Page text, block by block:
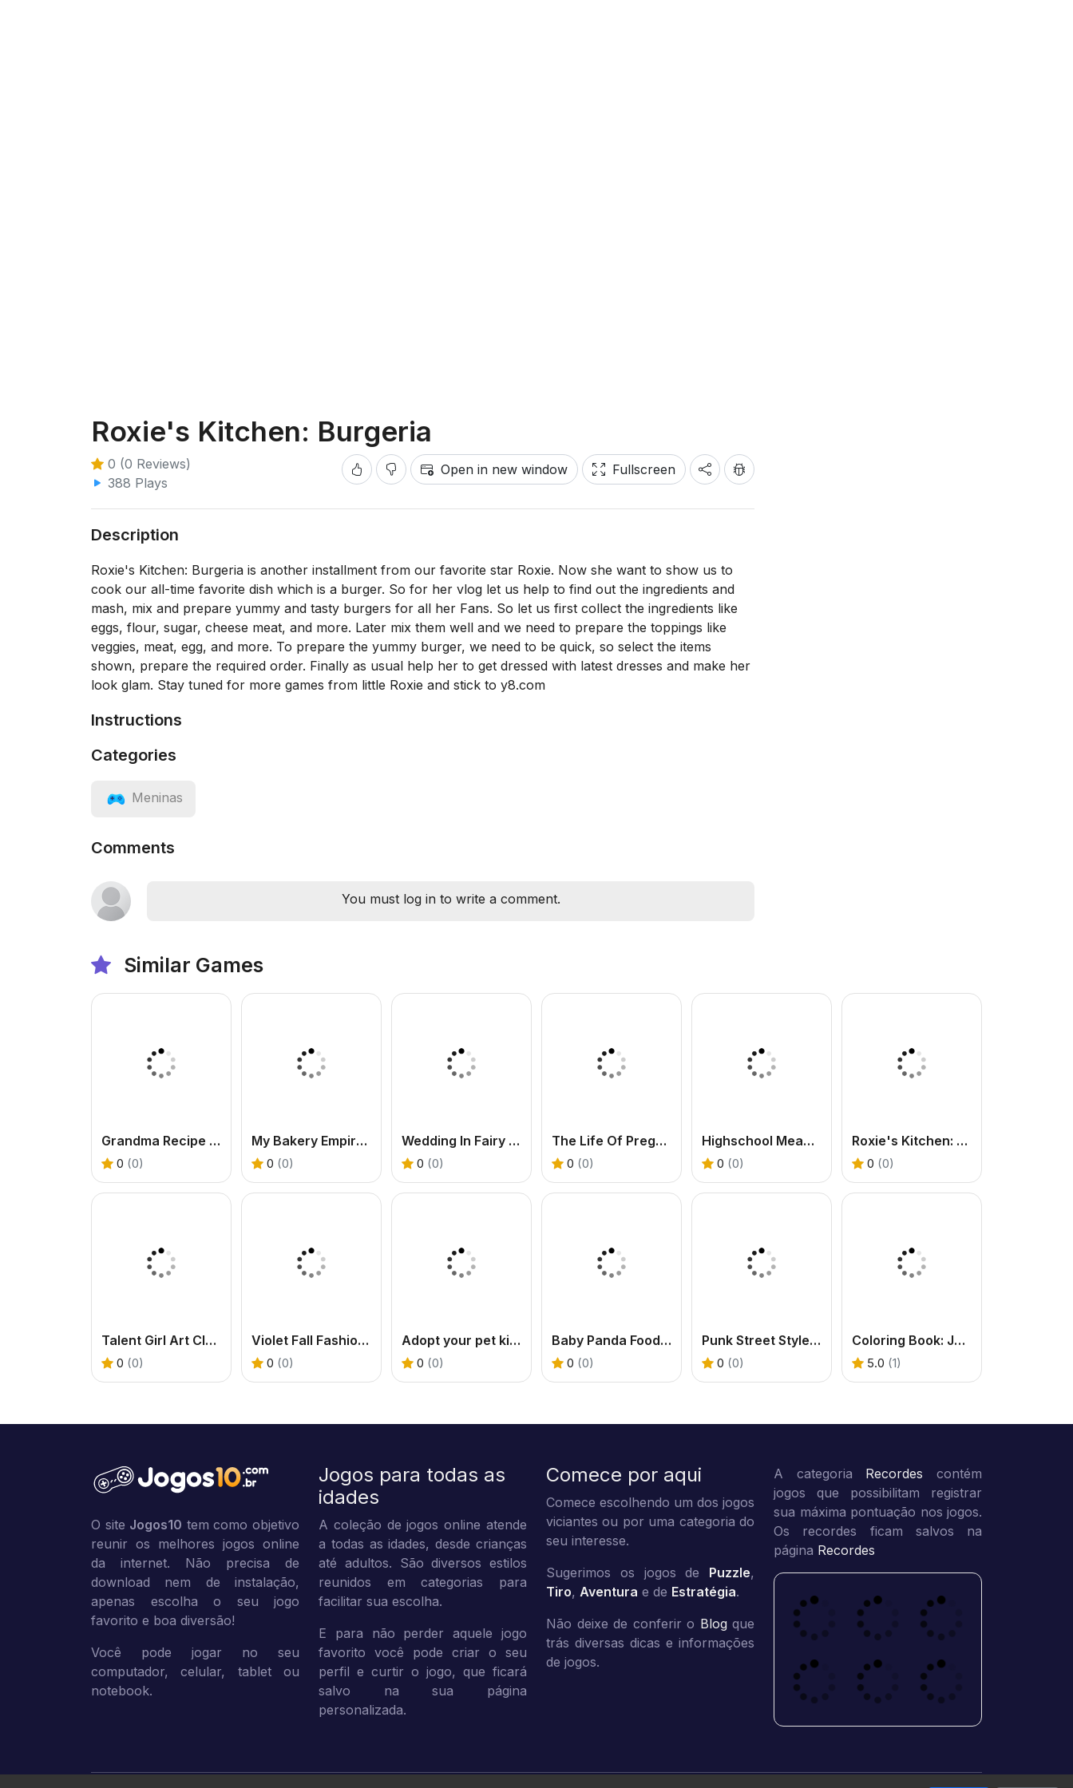
Roxie's Kitchen: Burgeria
0 (0 Reviews)
388 Plays
Open in new window Fullscreen
Description
Roxie's Kitchen: Burgeria is another installment from our favorite star Roxie. Now she want to show us to
cook our all-time favorite dish which is a burger. So for her vlog let us help to find out the ingredients and
mash, mix and prepare yummy and tasty burgers for all her Fans. So let us first collect the ingredients like
eggs, flour, sugar, cheese meat, and more. Later mix them well and we need to prepare the toppings like
veggies, meat, egg, and more. To prepare the yummy burger, we need to be quick, so select the items
shown, prepare the required order. Finally as usual help her to get dressed with latest dresses and make her
look glam. Stay tuned for more games from little Roxie and stick to y8.com
Instructions
Categories
Meninas
Comments
You must log in to write a comment.
Similar Games
Grandma Recipe Nigiri Sushi
0 (0)
My Bakery Empire: Bake A Cake
0 (0)
Wedding In Fairy Tale Style
0 (0)
The Life Of Pregnant Mommy
0 (0)
Highschool Mean Girls 2
0 (0)
Roxie's Kitchen: Christmas Cake
0 (0)
Talent Girl Art Classes
0 (0)
Violet Fall Fashion Shoot
0 (0)
Adopt your pet kitty
0 (0)
Baby Panda Food Party
0 (0)
Punk Street Style Queens 2
0 (0)
Coloring Book: Jewellery
5.0 (1)
O site Jogos10 tem como objetivo
reunir os melhores jogos online
da internet. Não precisa de
download nem de instalação,
apenas escolha o seu jogo
favorito e boa diversão!
Você pode jogar no seu
computador, celular, tablet ou
notebook.
Jogos para todas as
idades
A coleção de jogos online atende
a todas as idades, desde crianças
até adultos. São diversos estilos
reunidos em categorias para
facilitar sua escolha.
E para não perder aquele jogo
favorito você pode criar o seu
perfil e curtir o jogo, que ficará
salvo na sua página
personalizada.
Comece por aqui
Comece escolhendo um dos jogos
viciantes ou por uma categoria do
seu interesse.
Sugerimos os jogos de Puzzle,
Tiro, Aventura e de Estratégia.
Não deixe de conferir o Blog que
trás diversas dicas e informações
de jogos.
A categoria Recordes contém
jogos que possibilitam registrar
sua máxima pontuação nos jogos.
Os recordes ficam salvos na
página Recordes